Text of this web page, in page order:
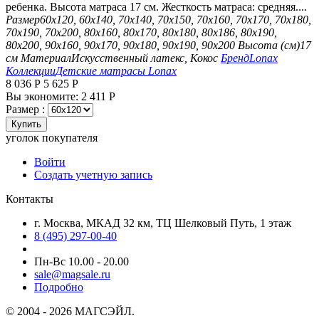
ребенка. Высота матраса 17 см. Жесткость матраса: средняя....
Размер60х120, 60х140, 70х140, 70х150, 70х160, 70х170, 70х180,
70х190, 70х200, 80х160, 80х170, 80х180, 80х186, 80х190,
80х200, 90х160, 90х170, 90х180, 90х190, 90х200 Высота (см)17
см МатериалИскусственный латекс, Кокос БрендLonax
КоллекцииДетские матрасы Lonax
8 036 Р 5 625 Р
Вы экономите: 2 411 Р
Размер :
Купить
уголок покупателя
Войти
Создать учетную запись
Контакты
г. Москва, МКАД 32 км, ТЦ Шелковый Путь, 1 этаж
8 (495) 297-00-40
Пн-Вс 10.00 - 20.00
sale@magsale.ru
Подробно
© 2004 - 2026 МАГСЭЙЛ.